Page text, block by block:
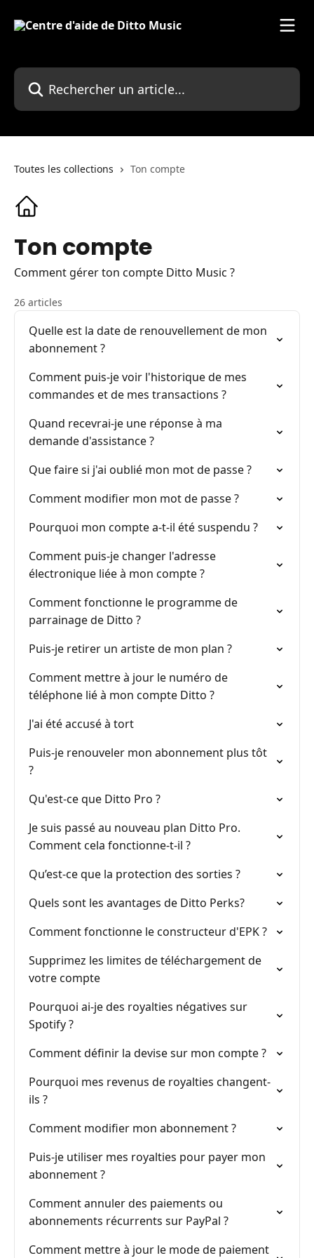
Rechercher un article...
Toutes les collections Ton compte
Ton compte
Comment gérer ton compte Ditto Music ?
26 articles
Quelle est la date de renouvellement de mon
abonnement ?
Comment puis-je voir l'historique de mes
commandes et de mes transactions ?
Quand recevrai-je une réponse à ma
demande d'assistance ?
Que faire si j'ai oublié mon mot de passe ?
Comment modifier mon mot de passe ?
Pourquoi mon compte a-t-il été suspendu ?
Comment puis-je changer l'adresse
électronique liée à mon compte ?
Comment fonctionne le programme de
parrainage de Ditto ?
Puis-je retirer un artiste de mon plan ?
Comment mettre à jour le numéro de
téléphone lié à mon compte Ditto ?
J'ai été accusé à tort
Puis-je renouveler mon abonnement plus tôt
?
Qu'est-ce que Ditto Pro ?
Je suis passé au nouveau plan Ditto Pro.
Comment cela fonctionne-t-il ?
Qu’est-ce que la protection des sorties ?
Quels sont les avantages de Ditto Perks?
Comment fonctionne le constructeur d'EPK ?
Supprimez les limites de téléchargement de
votre compte
Pourquoi ai-je des royalties négatives sur
Spotify ?
Comment définir la devise sur mon compte ?
Pourquoi mes revenus de royalties changent-
ils ?
Comment modifier mon abonnement ?
Puis-je utiliser mes royalties pour payer mon
abonnement ?
Comment annuler des paiements ou
abonnements récurrents sur PayPal ?
Comment mettre à jour le mode de paiement